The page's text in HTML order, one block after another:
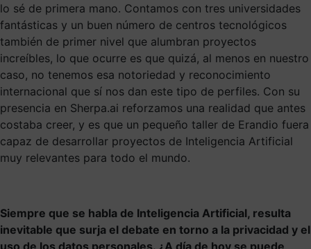
lo sé de primera mano. Contamos con tres universidades
fantásticas y un buen número de centros tecnológicos
también de primer nivel que alumbran proyectos
increíbles, lo que ocurre es que quizá, al menos en nuestro
caso, no tenemos esa notoriedad y reconocimiento
internacional que sí nos dan este tipo de perfiles. Con su
presencia en Sherpa.ai reforzamos una realidad que antes
costaba creer, y es que un pequeño taller de Erandio fuera
capaz de desarrollar proyectos de Inteligencia Artificial
muy relevantes para todo el mundo.
Siempre que se habla de Inteligencia Artificial, resulta
inevitable que surja el debate en torno a la privacidad y el
uso de los datos personales. ¿A día de hoy se puede